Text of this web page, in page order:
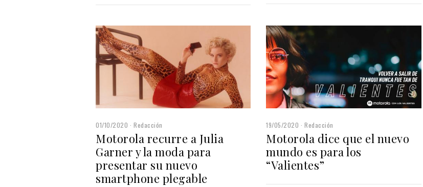
01/10/2020 Redacción
Motorola recurre a Julia
Garner y la moda para
presentar su nuevo
smartphone plegable
19/05/2020 Redacción
Motorola dice que el nuevo
mundo es para los
“Valientes”